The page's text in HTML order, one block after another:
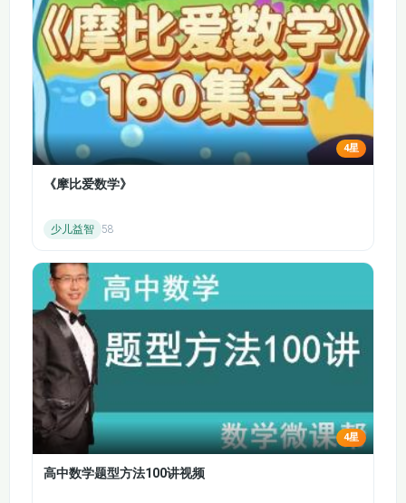
体会古代先民的坚韧精神，让学生感受传统文化魅力。
三、解题方法与能力提升
核心解题技巧
翻译技巧：传授 “留、删、换、调、补” 五字法，比如保留
人名地名，删除语气词，替换古今异义，调整倒装语序，
补出省略成分。
“也”“者”）、固定结构判断断句位置，搭配课本例句练习。
辞、含义与情感。
同步练习对接
每篇精讲后配套基础题（字词解释、句子翻译）与提升
题（文意理解、拓展延伸），贴合课本课后习题与考试
题型，强化知识应用能力。
4星
《摩比爱数学》
少儿益智 58
4星
高中数学题型方法100讲视频